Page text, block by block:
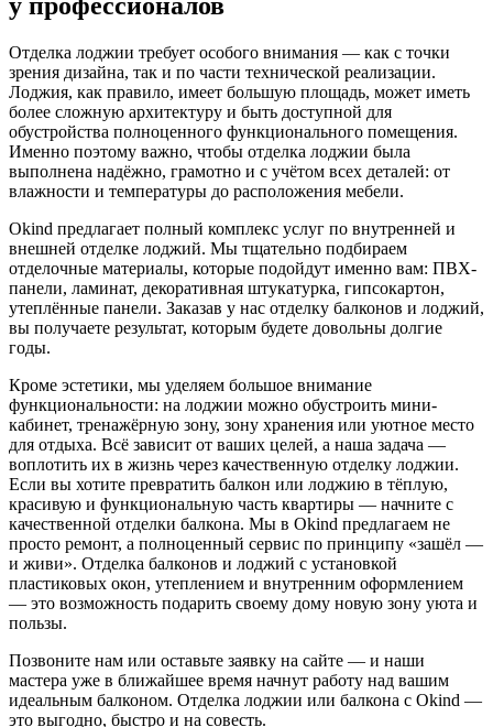
Отделка лоджии требует особого внимания — как с точки
зрения дизайна, так и по части технической реализации.
Лоджия, как правило, имеет большую площадь, может иметь
более сложную архитектуру и быть доступной для
обустройства полноценного функционального помещения.
Именно поэтому важно, чтобы отделка лоджии была
выполнена надёжно, грамотно и с учётом всех деталей: от
влажности и температуры до расположения мебели.
Okind предлагает полный комплекс услуг по внутренней и
внешней отделке лоджий. Мы тщательно подбираем
отделочные материалы, которые подойдут именно вам: ПВХ-
панели, ламинат, декоративная штукатурка, гипсокартон,
утеплённые панели. Заказав у нас отделку балконов и лоджий,
вы получаете результат, которым будете довольны долгие
годы.
Кроме эстетики, мы уделяем большое внимание
функциональности: на лоджии можно обустроить мини-
кабинет, тренажёрную зону, зону хранения или уютное место
для отдыха. Всё зависит от ваших целей, а наша задача —
воплотить их в жизнь через качественную отделку лоджии.
Если вы хотите превратить балкон или лоджию в тёплую,
красивую и функциональную часть квартиры — начните с
качественной отделки балкона. Мы в Okind предлагаем не
просто ремонт, а полноценный сервис по принципу «зашёл —
и живи». Отделка балконов и лоджий с установкой
пластиковых окон, утеплением и внутренним оформлением
— это возможность подарить своему дому новую зону уюта и
пользы.
Позвоните нам или оставьте заявку на сайте — и наши
мастера уже в ближайшее время начнут работу над вашим
идеальным балконом. Отделка лоджии или балкона с Okind —
это выгодно, быстро и на совесть.